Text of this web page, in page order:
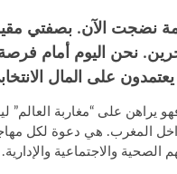
نضجت الآن. بصفتي
نحن اليوم أمام
على المال
يراهن على “مغاربة
داخل المغرب. هي دعوة لكل
والاجتماعية والإدارية.